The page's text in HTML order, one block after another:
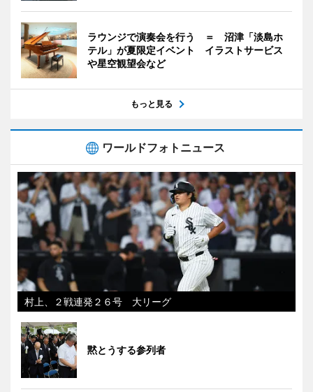
ラウンジで演奏会を行う ＝ 沼津「淡島ホ
テル」が夏限定イベント イラストサービス
や星空観望会など
もっと見る
ワールドフォトニュース
村上、２戦連発２６号 大リーグ
黙とうする参列者